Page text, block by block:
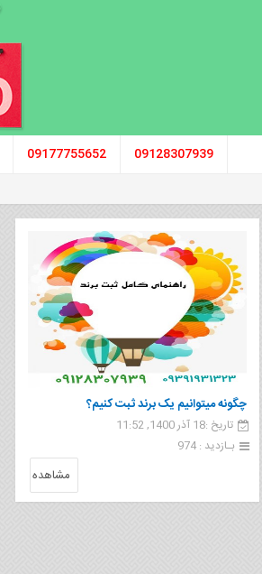
09128307939
09177755652
چگونه میتوانیم یک برند ثبت کنیم؟
تاریخ :18 آذر 1400, 11:52
بـازدید : 974
مشاهده